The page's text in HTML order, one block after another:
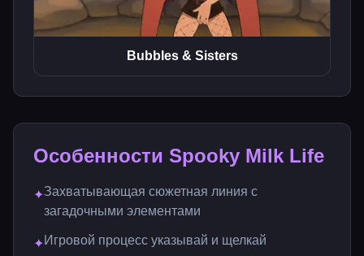
Bubbles & Sisters
Особенности Spooky Milk Life
✦Захватывающая сюжетная линия с
загадочными элементами
✦Игровой процесс указывай и щелкай